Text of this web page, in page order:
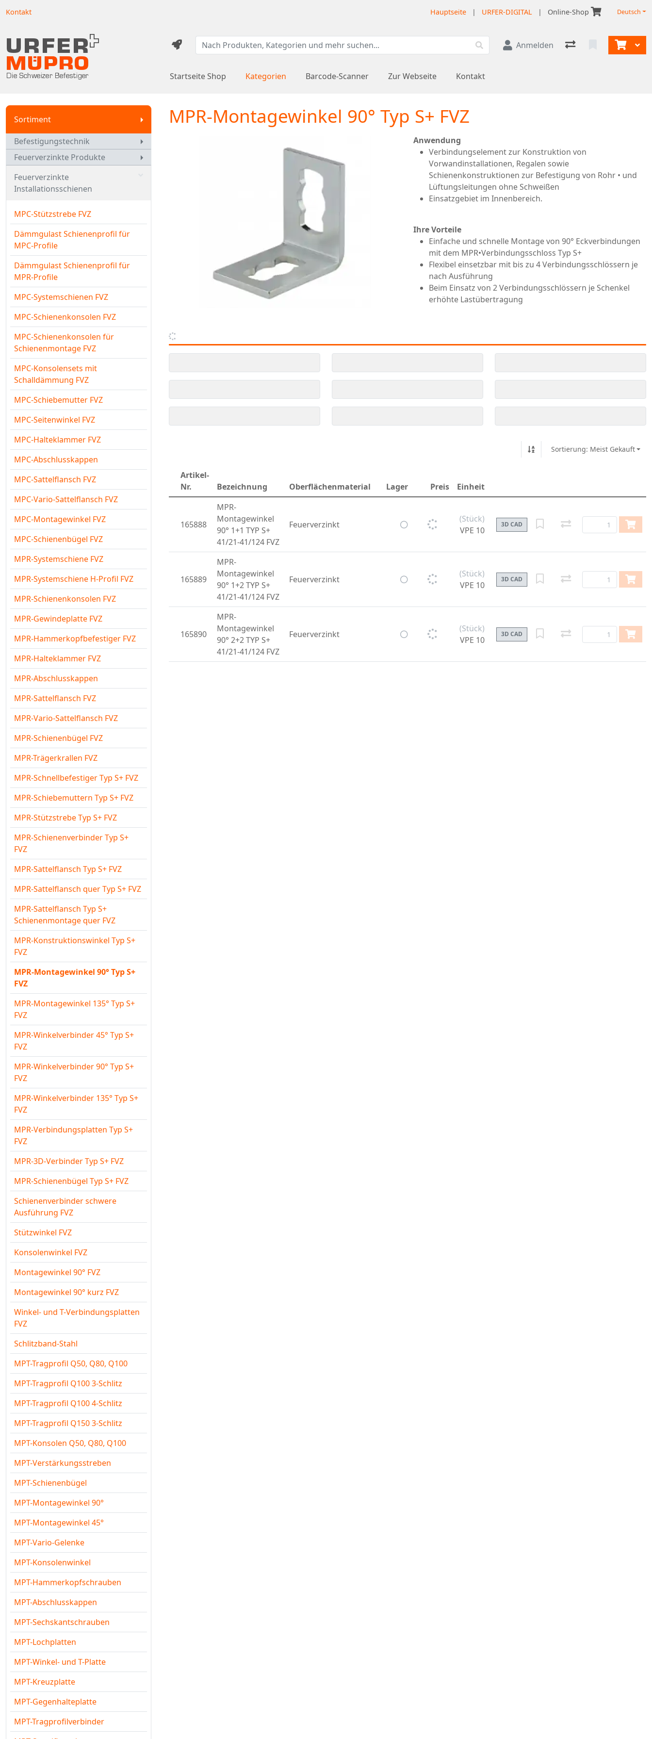
Kontakt Hauptseite | URFER-DIGITAL | Online-Shop Deutsch
Anmelden
Startseite Shop Kategorien Barcode-Scanner Zur Webseite Kontakt
Sortiment
Befestigungstechnik
Feuerverzinkte Produkte
Feuerverzinkte
Installationsschienen
MPC-Stützstrebe FVZ
Dämmgulast Schienenprofil für
MPC-Profile
Dämmgulast Schienenprofil für
MPR-Profile
MPC-Systemschienen FVZ
MPC-Schienenkonsolen FVZ
MPC-Schienenkonsolen für
Schienenmontage FVZ
MPC-Konsolensets mit
Schalldämmung FVZ
MPC-Schiebemutter FVZ
MPC-Seitenwinkel FVZ
MPC-Halteklammer FVZ
MPC-Abschlusskappen
MPC-Sattelflansch FVZ
MPC-Vario-Sattelflansch FVZ
MPC-Montagewinkel FVZ
MPC-Schienenbügel FVZ
MPR-Systemschiene FVZ
MPR-Systemschiene H-Profil FVZ
MPR-Schienenkonsolen FVZ
MPR-Gewindeplatte FVZ
MPR-Hammerkopfbefestiger FVZ
MPR-Halteklammer FVZ
MPR-Abschlusskappen
MPR-Sattelflansch FVZ
MPR-Vario-Sattelflansch FVZ
MPR-Schienenbügel FVZ
MPR-Trägerkrallen FVZ
MPR-Schnellbefestiger Typ S+ FVZ
MPR-Schiebemuttern Typ S+ FVZ
MPR-Stützstrebe Typ S+ FVZ
MPR-Schienenverbinder Typ S+
FVZ
MPR-Sattelflansch Typ S+ FVZ
MPR-Sattelflansch quer Typ S+ FVZ
MPR-Sattelflansch Typ S+
Schienenmontage quer FVZ
MPR-Konstruktionswinkel Typ S+
FVZ
MPR-Montagewinkel 90° Typ S+
FVZ
MPR-Montagewinkel 135° Typ S+
FVZ
MPR-Winkelverbinder 45° Typ S+
FVZ
MPR-Winkelverbinder 90° Typ S+
FVZ
MPR-Winkelverbinder 135° Typ S+
FVZ
MPR-Verbindungsplatten Typ S+
FVZ
MPR-3D-Verbinder Typ S+ FVZ
MPR-Schienenbügel Typ S+ FVZ
Schienenverbinder schwere
Ausführung FVZ
Stützwinkel FVZ
Konsolenwinkel FVZ
Montagewinkel 90° FVZ
Montagewinkel 90° kurz FVZ
Winkel- und T-Verbindungsplatten
FVZ
Schlitzband-Stahl
MPT-Tragprofil Q50, Q80, Q100
MPT-Tragprofil Q100 3-Schlitz
MPT-Tragprofil Q100 4-Schlitz
MPT-Tragprofil Q150 3-Schlitz
MPT-Konsolen Q50, Q80, Q100
MPT-Verstärkungsstreben
MPT-Schienenbügel
MPT-Montagewinkel 90°
MPT-Montagewinkel 45°
MPT-Vario-Gelenke
MPT-Konsolenwinkel
MPT-Hammerkopfschrauben
MPT-Abschlusskappen
MPT-Sechskantschrauben
MPT-Lochplatten
MPT-Winkel- und T-Platte
MPT-Kreuzplatte
MPT-Gegenhalteplatte
MPT-Tragprofilverbinder
MPR-Montagewinkel 90° Typ S+ FVZ
Anwendung
Verbindungselement zur Konstruktion von
Vorwandinstallationen, Regalen sowie
Schienenkonstruktionen zur Befestigung von Rohr • und
Lüftungsleitungen ohne Schweißen
Einsatzgebiet im Innenbereich.
Ihre Vorteile
Einfache und schnelle Montage von 90° Eckverbindungen
mit dem MPR•Verbindungsschloss Typ S+
Flexibel einsetzbar mit bis zu 4 Verbindungsschlössern je
nach Ausführung
Beim Einsatz von 2 Verbindungsschlössern je Schenkel
erhöhte Lastübertragung
Sortierung: Meist Gekauft
Artikel-
Nr.
Bezeichnung Oberflächenmaterial Lager Preis Einheit
165888
MPR-
Montagewinkel
90° 1+1 TYP S+
41/21-41/124 FVZ
Feuerverzinkt
(Stück)
VPE 10
3D CAD
165889
MPR-
Montagewinkel
90° 1+2 TYP S+
41/21-41/124 FVZ
Feuerverzinkt
(Stück)
VPE 10
3D CAD
165890
MPR-
Montagewinkel
90° 2+2 TYP S+
41/21-41/124 FVZ
Feuerverzinkt
(Stück)
VPE 10
3D CAD